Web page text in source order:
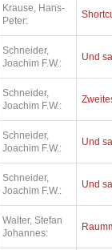
Krause, Hans-
Peter:
Schneider,
Joachim F.W.:
Und
Schneider,
Joachim F.W.:
Schneider,
Joachim F.W.:
Und
Schneider,
Joachim F.W.:
Und
Walter, Stefan
Johannes: